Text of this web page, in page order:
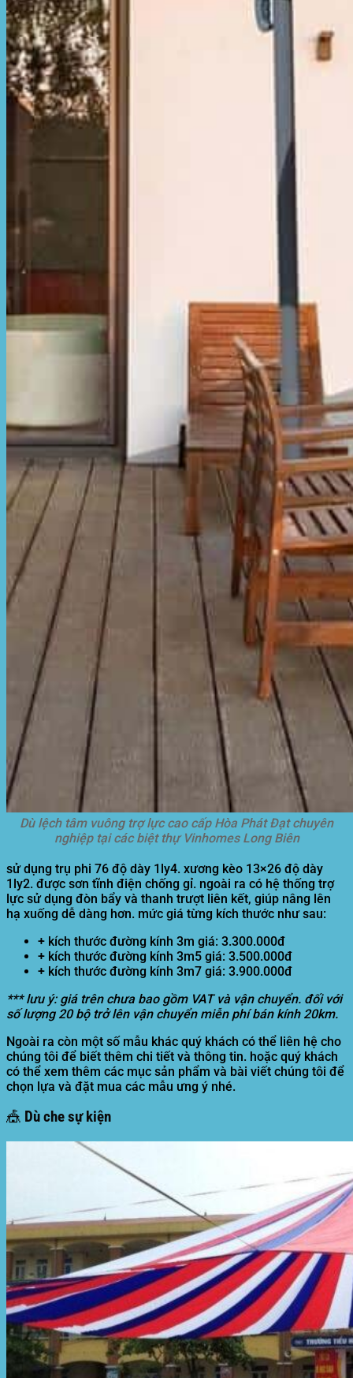
Dù lệch tâm vuông trợ lực cao cấp Hòa Phát Đạt chuyên
nghiệp tại các biệt thự Vinhomes Long Biên
sử dụng trụ phi 76 độ dày 1ly4. xương kèo 13×26 độ dày
1ly2. được sơn tĩnh điện chống gỉ. ngoài ra có hệ thống trợ
lực sử dụng đòn bẩy và thanh trượt liên kết, giúp nâng lên
hạ xuống dễ dàng hơn. mức giá từng kích thước như sau:
+ kích thước đường kính 3m giá: 3.300.000đ
+ kích thước đường kính 3m5 giá: 3.500.000đ
+ kích thước đường kính 3m7 giá: 3.900.000đ
*** lưu ý: giá trên chưa bao gồm VAT và vận chuyển. đối với
số lượng 20 bộ trở lên vận chuyển miễn phí bán kính 20km.
Ngoài ra còn một số mẫu khác quý khách có thể liên hệ cho
chúng tôi để biết thêm chi tiết và thông tin. hoặc quý khách
có thể xem thêm các mục sản phẩm và bài viết chúng tôi để
chọn lựa và đặt mua các mẫu ưng ý nhé.
🎪 Dù che sự kiện